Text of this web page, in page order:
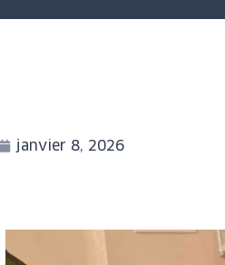
janvier 8, 2026